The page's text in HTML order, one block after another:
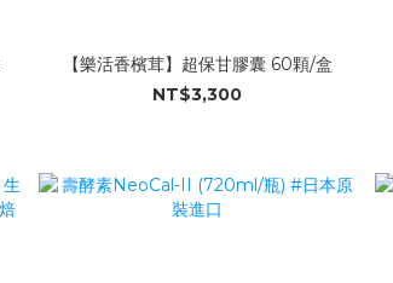
【樂活香檳茸】超保甘膠囊 60顆/盒
NT$3,300